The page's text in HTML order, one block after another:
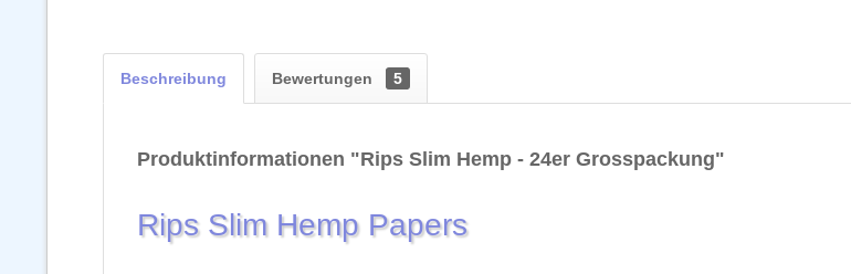
Beschreibung Bewertungen 5
Produktinformationen "Rips Slim Hemp - 24er Grosspackung"
Rips Slim Hemp Papers